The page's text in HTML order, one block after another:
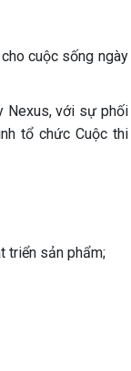
cuộc sống ngày
Nexus, với sự phối
tổ chức Cuộc thi
triển sản phẩm;